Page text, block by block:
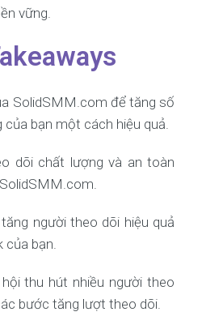
vững.
SolidSMM.com để tăng số
bạn một cách hiệu quả.
dõi chất lượng và an toàn
người theo dõi hiệu quả
của bạn.
thu hút nhiều người theo
bước tăng lượt theo dõi.